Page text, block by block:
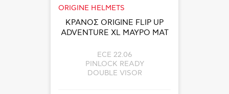
ORIGINE HELMETS
ΚΡΑΝΟΣ ORIGINE FLIP UP
ADVENTURE XL ΜΑΥΡΟ ΜΑΤ
ECE 22.06
PINLOCK READY
DOUBLE VISOR